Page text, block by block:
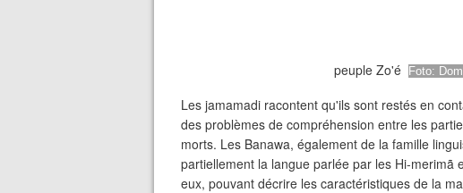
peuple Zo'é Foto:
Les jamamadi racontent qu'ils sont restés en
des problèmes de compréhension entre les
morts. Les Banawa, également de la famille
partiellement la langue parlée par les Hi-
eux, pouvant décrire les caractéristiques de la